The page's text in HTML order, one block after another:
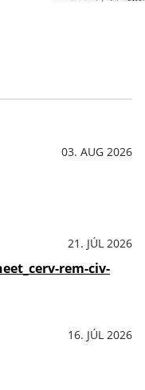
03. AUG 2026
21. JÚL 2026
rem-civ-
16. JÚL 2026